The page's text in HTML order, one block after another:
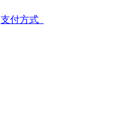
支付方式